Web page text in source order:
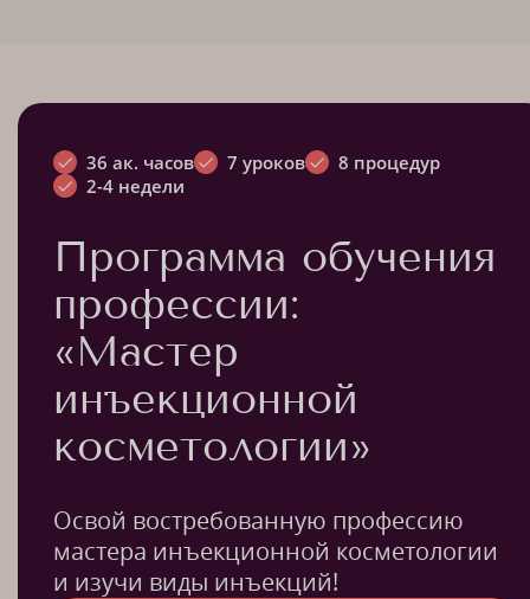
36 ак. часов 7 уроков
8 процедур
2-4 недели
Программа обучения
профессии:
«Мастер
инъекционной
косметологии»
Освой востребованную профессию
мастера инъекционной косметологии
и изучи виды инъекций!